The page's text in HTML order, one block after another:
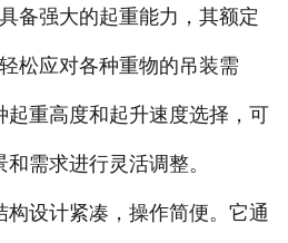
- 贵州液压货梯
- 贵州举升机
贵州电动葫芦
贵州电动轨道平车
强大的起重能力，其额定
松应对各种重物的吊装需
起重高度和起升速度选择，可
需求进行灵活调整。
设计紧凑，操作简便。它通